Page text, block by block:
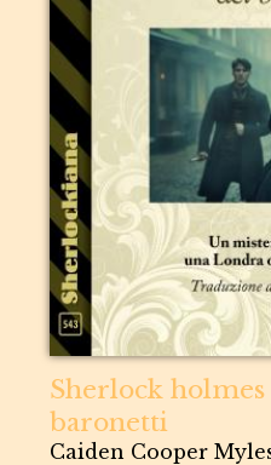
Sherlock holmes
baronetti
Caiden Cooper